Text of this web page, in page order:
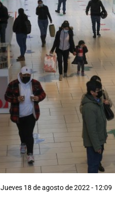
Jueves 18 de agosto de 2022 - 12:09